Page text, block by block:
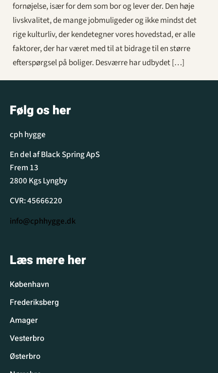
fornøjelse, især for dem som bor og lever der. Den høje
livskvalitet, de mange jobmuligeder og ikke mindst det
rige kulturliv, der kendetegner vores hovedstad, er alle
faktorer, der har været med til at bidrage til en større
efterspørgsel på boliger. Desværre har udbydet […]
Følg os her
cph hygge
En del af Black Spring ApS
Frem 13
2800 Kgs Lyngby
CVR: 45666220
info@cphhygge.dk
Læs mere her
København
Frederiksberg
Amager
Vesterbro
Østerbro